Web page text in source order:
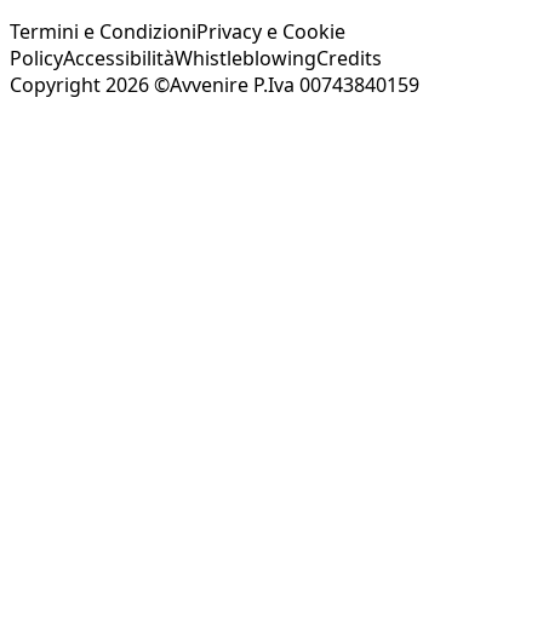
Termini e CondizioniPrivacy e Cookie
PolicyAccessibilitàWhistleblowingCredits
Copyright 2026 ©Avvenire P.Iva 00743840159